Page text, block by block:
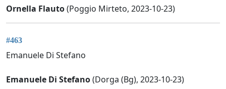
Ornella Flauto(Poggio Mirteto, 2023-10-23)
#463
Emanuele Di Stefano
Emanuele Di Stefano(Dorga (Bg), 2023-10-23)